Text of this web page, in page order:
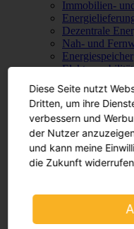
Immobilien-
Dezentrale
Nah- und
Energiespeicher
Elektromobilität
Internationales
Übersicht
Frankreich
Polen
Spanien
Österreich
Italien
Aktuelles
Diese Seite nutzt
Dritten, um ihre
verbessern und
der Nutzer
und kann meine
die Zukunft